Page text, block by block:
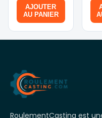
AJOUTER
AU PANIER
RoulementCasting est